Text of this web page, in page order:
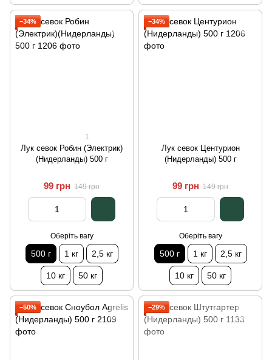
−34%
1
Лук севок Робин (Электрик)
(Нидерланды) 500 г
99 грн 149 грн
Оберіть вагу
500 г 1 кг 2,5 кг
10 кг 50 кг
−34%
Лук севок Центурион
(Нидерланды) 500 г
99 грн 149 грн
Оберіть вагу
500 г 1 кг 2,5 кг
10 кг 50 кг
−50% −29%